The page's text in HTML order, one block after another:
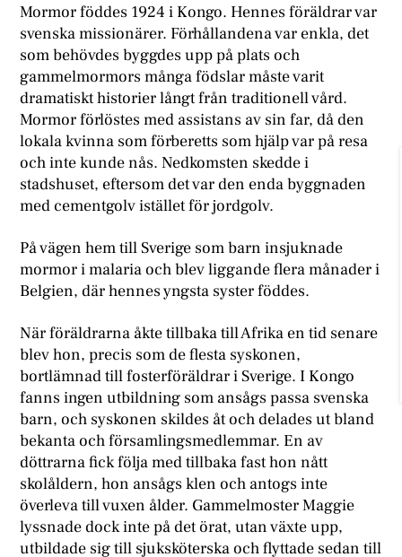
Mormor föddes 1924 i Kongo. Hennes föräldrar var
svenska missionärer. Förhållandena var enkla, det
som behövdes byggdes upp på plats och
gammelmormors många födslar måste varit
dramatiskt historier långt från traditionell vård.
Mormor förlöstes med assistans av sin far, då den
lokala kvinna som förberetts som hjälp var på resa
och inte kunde nås. Nedkomsten skedde i
stadshuset, eftersom det var den enda byggnaden
med cementgolv istället för jordgolv.
På vägen hem till Sverige som barn insjuknade
mormor i malaria och blev liggande flera månader i
Belgien, där hennes yngsta syster föddes.
När föräldrarna åkte tillbaka till Afrika en tid senare
blev hon, precis som de flesta syskonen,
bortlämnad till fosterföräldrar i Sverige. I Kongo
fanns ingen utbildning som ansågs passa svenska
barn, och syskonen skildes åt och delades ut bland
bekanta och församlingsmedlemmar. En av
döttrarna fick följa med tillbaka fast hon nått
skolåldern, hon ansågs klen och antogs inte
överleva till vuxen ålder. Gammelmoster Maggie
lyssnade dock inte på det örat, utan växte upp,
utbildade sig till sjuksköterska och flyttade sedan till